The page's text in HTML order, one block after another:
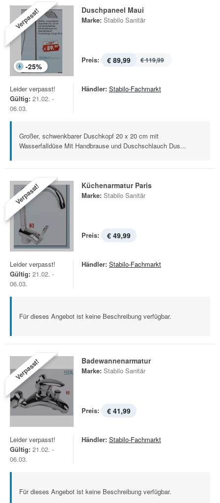
Verpasst!
-25%
Duschpaneel Maui
Marke: Stabilo Sanitär
Preis: € 89,99 € 119,99
Leider verpasst!
Gültig: 21.02. -
06.03.
Händler: Stabilo-Fachmarkt
Großer, schwenkbarer Duschkopf 20 x 20 cm mit
Wasserfalldüse Mit Handbrause und Duschschlauch Dus...
Verpasst! Küchenarmatur Paris
Marke: Stabilo Sanitär
Preis: € 49,99
Leider verpasst!
Gültig: 21.02. -
06.03.
Händler: Stabilo-Fachmarkt
Für dieses Angebot ist keine Beschreibung verfügbar.
Verpasst! Badewannenarmatur
Marke: Stabilo Sanitär
Preis: € 41,99
Leider verpasst!
Gültig: 21.02. -
06.03.
Händler: Stabilo-Fachmarkt
Für dieses Angebot ist keine Beschreibung verfügbar.